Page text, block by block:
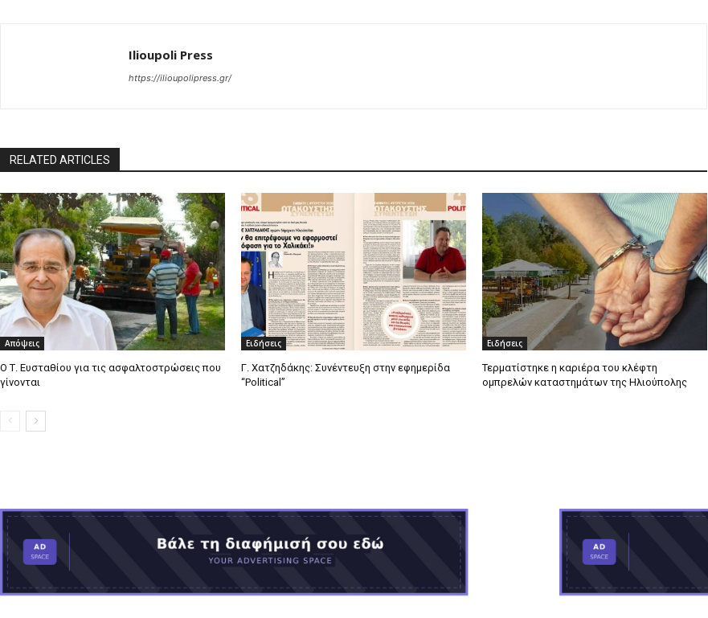
Ilioupoli Press
https://ilioupolipress.gr/
RELATED ARTICLES
Απόψεις
Ο Τ. Ευσταθίου για τις ασφαλτοστρώσεις που
γίνονται
Ειδήσεις
Γ. Χατζηδάκης: Συνέντευξη στην εφημερίδα
“Political”
Ειδήσεις
Τερματίστηκε η καριέρα του κλέφτη
ομπρελών καταστημάτων της Ηλιούπολης